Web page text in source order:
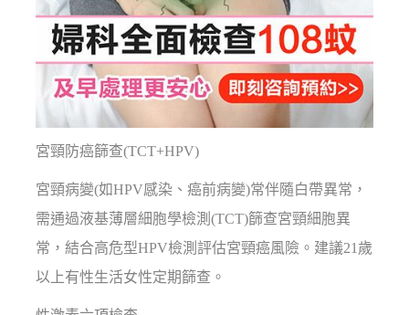
宮頸防癌篩查(TCT+HPV)
宮頸病變(如HPV感染、癌前病變)常伴隨白帶異常，
需通過液基薄層細胞學檢測(TCT)篩查宮頸細胞異
常，結合高危型HPV檢測評估宮頸癌風險。建議21歲
以上有性生活女性定期篩查。